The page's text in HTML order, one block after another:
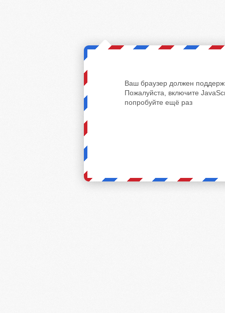
Ваш браузер должен
Пожалуйста, включите
попробуйте ещё раз